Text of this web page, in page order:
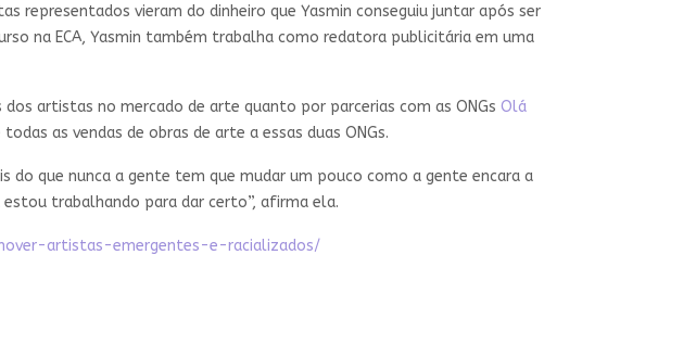
representados vieram do dinheiro que Yasmin conseguiu juntar após ser
na ECA, Yasmin também trabalha como redatora publicitária em uma
artistas no mercado de arte quanto por parcerias com as ONGs Olá
as vendas de obras de arte a essas duas ONGs.
do que nunca a gente tem que mudar um pouco como a gente encara a
trabalhando para dar certo”, afirma ela.
artistas-emergentes-e-racializados/